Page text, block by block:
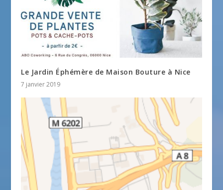
Le Jardin Éphémère de Maison Bouture à Nice
7 janvier 2019